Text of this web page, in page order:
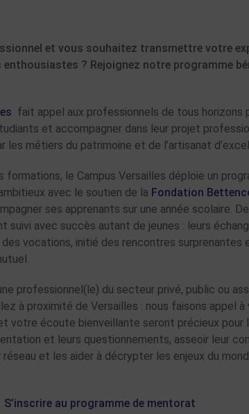
et vous souhaitez transmettre votre
enthousiastes ? Rejoignez notre programme
fait appel aux professionnels de tous horizons
et accompagner dans leur projet
les métiers du patrimoine et de l’artisanat
formations, le Campus Versailles déploie un
avec le soutien de la Fondation
ses apprenants sur une année scolaire.
suivi avec succès autant de jeunes : leurs
vocations, initié des rencontres surprenantes
professionnel(le) du secteur privé, public ou
à proximité de Versailles : nous faisons appel à
votre écoute bienveillante seront précieux pour
et leurs questionnements, asseoir leur
et les aider à décrypter les enjeux du
S’inscrire au programme de mentorat